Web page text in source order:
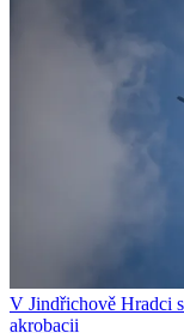
V Jindřichově Hradci
akrobacii